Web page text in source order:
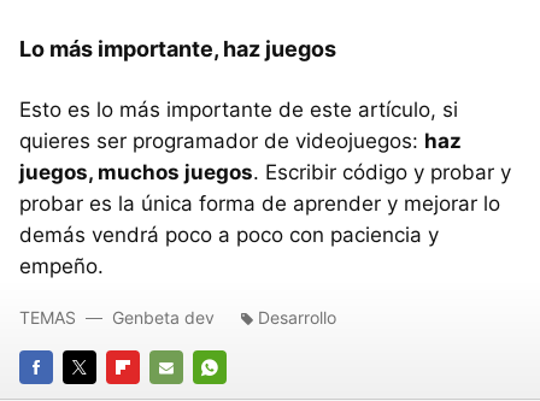
Lo más importante, haz juegos
Esto es lo más importante de este artículo, si
quieres ser programador de videojuegos: haz
juegos, muchos juegos. Escribir código y probar y
probar es la única forma de aprender y mejorar lo
demás vendrá poco a poco con paciencia y
empeño.
TEMAS Genbeta dev Desarrollo